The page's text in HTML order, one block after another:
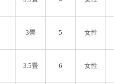
3畳 5 女性
3.5畳 6 女性